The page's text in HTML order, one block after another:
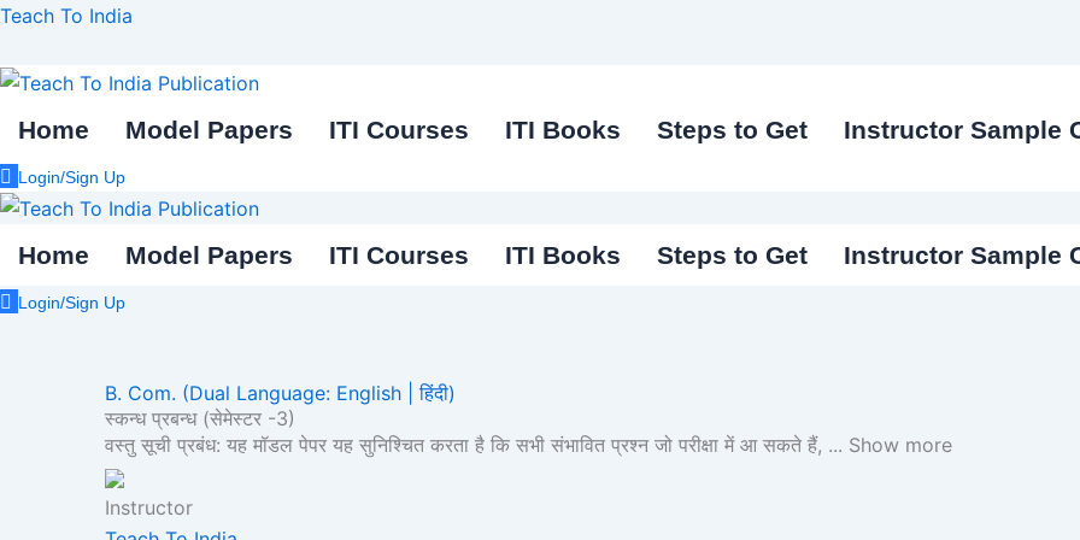
Skip
content
Teach To India
Home Model Papers ITI Courses ITI Books Steps to Get Instructor Sample
Login/Sign Up
Home Model Papers ITI Courses ITI Books Steps to Get Instructor Sample
Login/Sign Up
B. Com. (Dual Language: English | हिंदी)
स्कन्ध प्रबन्ध (सेमेस्टर -3)
वस्तु सूची प्रबंध: यह मॉडल पेपर यह सुनिश्चित करता है कि सभी संभावित प्रश्न जो परीक्षा में आ सकते हैं, ... Show more
Instructor